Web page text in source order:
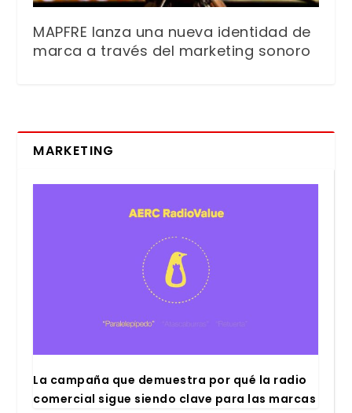
MAPFRE lanza una nueva identidad de
marca a través del marketing sonoro
MARKETING
La cam­pa­ña que demues­tra por qué la radio
comer­cial sigue sien­do cla­ve para las mar­cas